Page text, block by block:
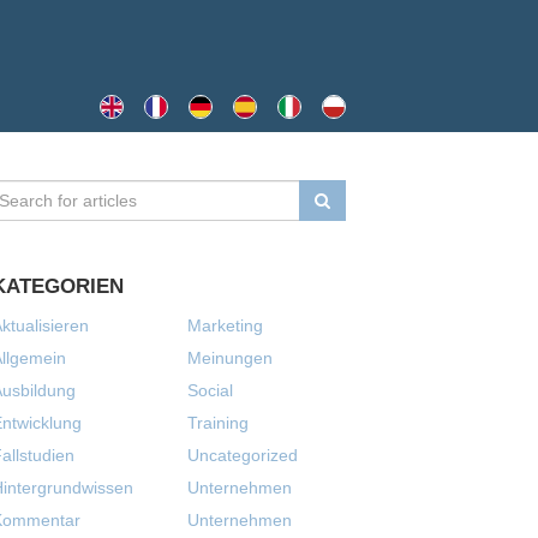
Marketing
Meinungen
Social
Training
Uncategorized
Unternehmen
Unternehmen